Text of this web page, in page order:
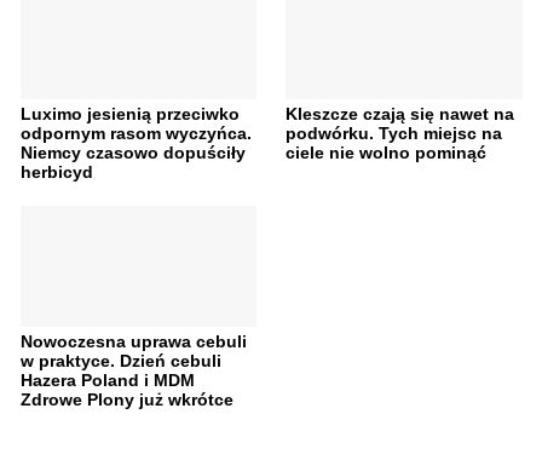
Luximo jesienią przeciwko
odpornym rasom wyczyńca.
Niemcy czasowo dopuściły
herbicyd
Kleszcze czają się nawet na
podwórku. Tych miejsc na
ciele nie wolno pominąć
Nowoczesna uprawa cebuli
w praktyce. Dzień cebuli
Hazera Poland i MDM
Zdrowe Plony już wkrótce